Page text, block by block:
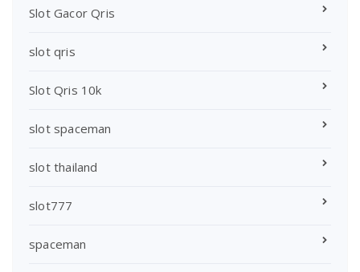
Slot Gacor Qris
slot qris
Slot Qris 10k
slot spaceman
slot thailand
slot777
spaceman